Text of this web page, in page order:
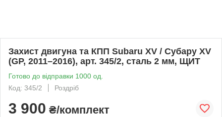
Захист двигуна та КПП Subaru XV / Субару XV
(GP, 2011–2016), арт. 345/2, сталь 2 мм, ЩИТ
Готово до відправки 1000 од.
Код: 345/2
Роздріб
3 900 ₴/комплект